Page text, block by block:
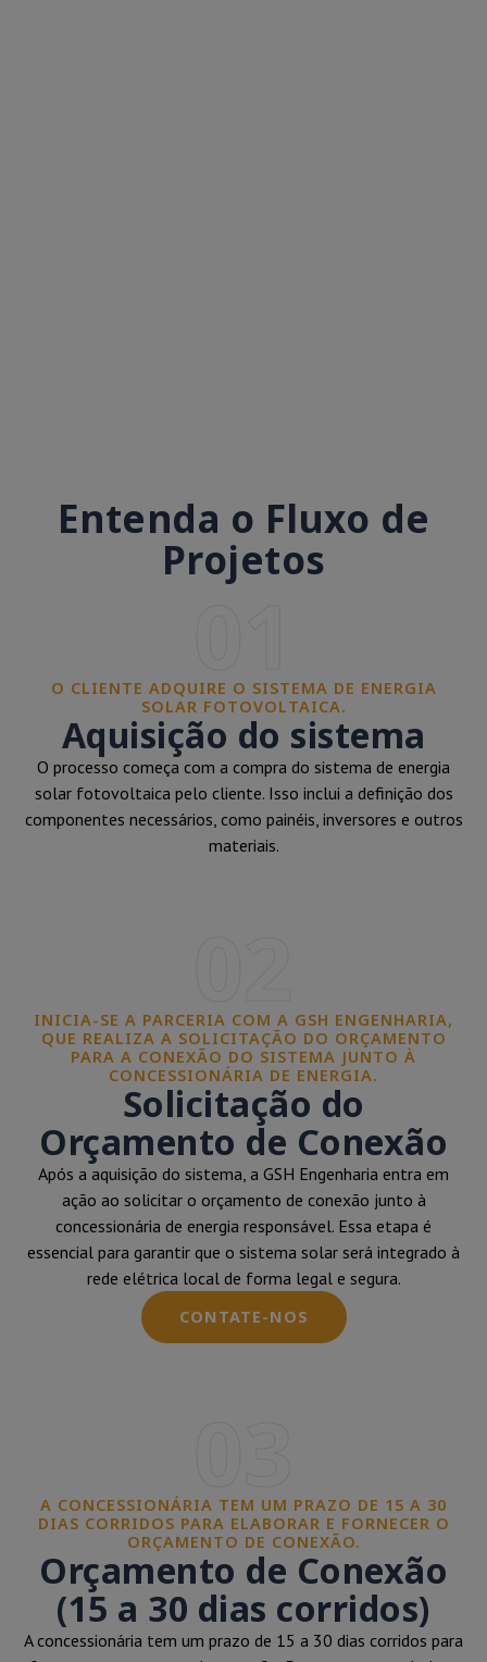
Entenda o Fluxo de
Projetos
O CLIENTE ADQUIRE O SISTEMA DE ENERGIA
SOLAR FOTOVOLTAICA.
Aquisição do sistema
O processo começa com a compra do sistema de energia
solar fotovoltaica pelo cliente. Isso inclui a definição dos
componentes necessários, como painéis, inversores e outros
materiais.
INICIA-SE A PARCERIA COM A GSH ENGENHARIA,
QUE REALIZA A SOLICITAÇÃO DO ORÇAMENTO
PARA A CONEXÃO DO SISTEMA JUNTO À
CONCESSIONÁRIA DE ENERGIA.
Solicitação do
Orçamento de Conexão
Após a aquisição do sistema, a GSH Engenharia entra em
ação ao solicitar o orçamento de conexão junto à
concessionária de energia responsável. Essa etapa é
essencial para garantir que o sistema solar será integrado à
rede elétrica local de forma legal e segura.
CONTATE-NOS
A CONCESSIONÁRIA TEM UM PRAZO DE 15 A 30
DIAS CORRIDOS PARA ELABORAR E FORNECER O
ORÇAMENTO DE CONEXÃO.
Orçamento de Conexão
(15 a 30 dias corridos)
A concessionária tem um prazo de 15 a 30 dias corridos para